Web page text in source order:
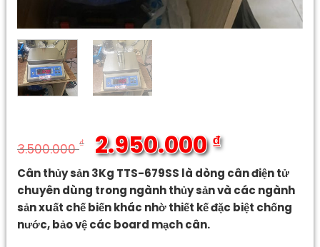
3.500.000₫
Giá
gốc
là:
3.500.000 ₫.
2.950.000₫
Giá
hiện
tại
là:
2.950.000 ₫.
Cân thủy sản 3Kg TTS-679SS là dòng cân điện tử
chuyên dùng trong ngành thủy sản và các ngành
sản xuất chế biến khác nhờ thiết kế đặc biệt chống
nước, bảo vệ các board mạch cân.